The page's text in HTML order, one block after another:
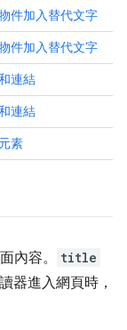
件加入替代文字
件加入替代文字
連結
連結
素
內容。 title
器進入網頁時，